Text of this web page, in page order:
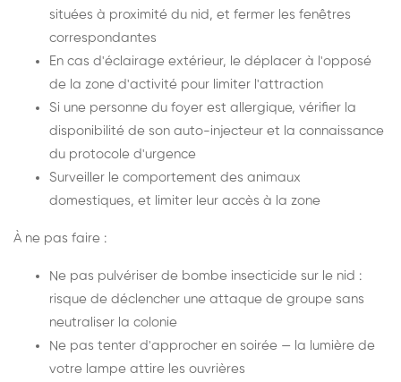
situées à proximité du nid, et fermer les fenêtres
correspondantes
En cas d'éclairage extérieur, le déplacer à l'opposé
de la zone d'activité pour limiter l'attraction
Si une personne du foyer est allergique, vérifier la
disponibilité de son auto-injecteur et la connaissance
du protocole d'urgence
Surveiller le comportement des animaux
domestiques, et limiter leur accès à la zone
À ne pas faire :
Ne pas pulvériser de bombe insecticide sur le nid :
risque de déclencher une attaque de groupe sans
neutraliser la colonie
Ne pas tenter d'approcher en soirée — la lumière de
votre lampe attire les ouvrières